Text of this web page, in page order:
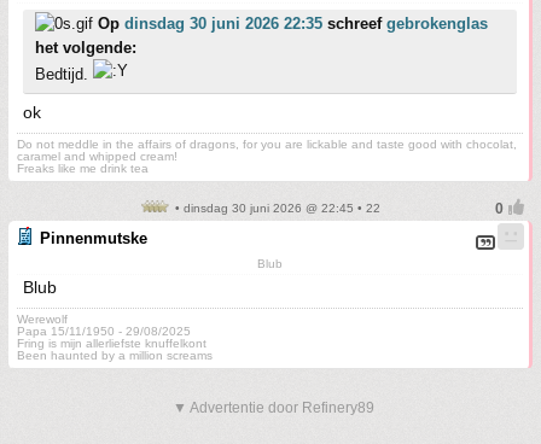
Op dinsdag 30 juni 2026 22:35 schreef gebrokenglas
het volgende:
Bedtijd.
ok
Do not meddle in the affairs of dragons, for you are lickable and taste good with chocolat,
caramel and whipped cream!
Freaks like me drink tea
• dinsdag 30 juni 2026 @ 22:45 • 22
Pinnenmutske
Blub
Blub
Werewolf
Papa 15/11/1950 - 29/08/2025
Fring is mijn allerliefste knuffelkont
Been haunted by a million screams
▼ Advertentie door Refinery89